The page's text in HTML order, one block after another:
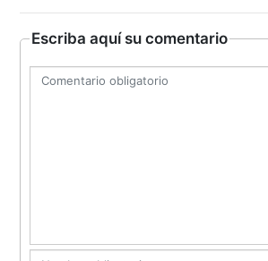
Escriba aquí su comentario